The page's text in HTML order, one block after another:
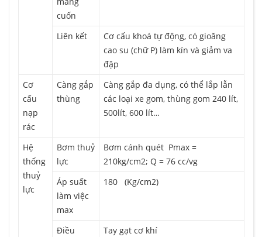
cuốn
Liên kết
Cơ cấu khoá tự động, có gioăng
cao su (chữ P) làm kín và giảm va
đập
Cơ
cấu
nạp
rác
Càng gắp
thùng
Càng gắp đa dụng, có thể lắp lẫn
các loại xe gom, thùng gom 240 lít,
500lít, 600 lít…
Hệ
thống
thuỷ
lực
Bơm thuỷ
lực
Bơm cánh quét Pmax =
210kg/cm2; Q = 76 cc/vg
Áp suất
làm việc
max
180 (Kg/cm2)
Điều
Tay gạt cơ khí